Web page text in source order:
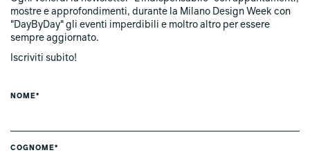
mostre e approfondimenti, durante la Milano Design Week con
"DayByDay" gli eventi imperdibili e moltro altro per essere
sempre aggiornato.
Iscriviti subito!
NOME*
COGNOME*